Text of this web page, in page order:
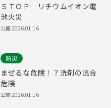
ＳＴＯＰ リチウムイオン電
池火災
公開2026.01.16
防災
まぜるな危険！？洗剤の混合
危険
公開2026.01.16